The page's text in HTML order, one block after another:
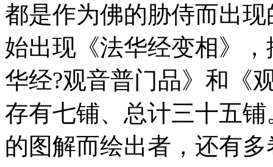
都是作为佛的胁侍而出
始出现《法华经变相》
华经?观音普门品》和《
存有七铺、总计三十五
的图解而绘出者，还有